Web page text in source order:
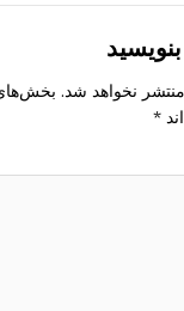
نخواهد شد.بخش‌های
*